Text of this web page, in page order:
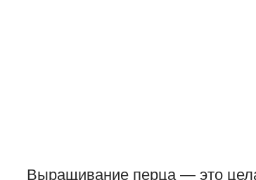
Выращивание перца — это